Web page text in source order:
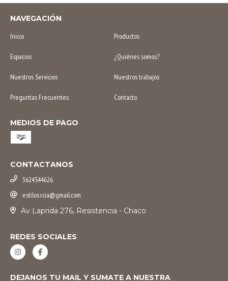
NAVEGACIÓN
Inicio
Productos
Espacios ¿Quiénes somos?
Nuestros Servicios Nuestros trabajos
Preguntas Frecuentes Contacto
MEDIOS DE PAGO
CONTACTANOS
3624544626
estilos.rcia@gmail.com
Av Laprida 276, Resistencia - Chaco
REDES SOCIALES
DEJANOS TU MAIL Y SUMATE A NUESTRA